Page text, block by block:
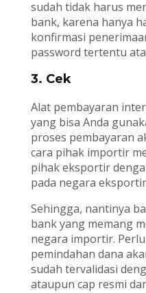
sudah tidak harus
bank, karena hanya
konfirmasi
password tertentu
3. Cek
Alat pembayaran
yang bisa Anda
proses pembayaran
cara pihak importir
pihak eksportir
pada negara
Sehingga, nantinya
bank yang memang
negara importir.
pemindahan dana
sudah tervalidasi
ataupun cap resmi